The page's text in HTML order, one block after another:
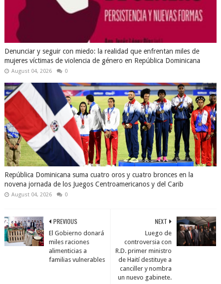
Denunciar y seguir con miedo: la realidad que enfrentan miles de
mujeres víctimas de violencia de género en República Dominicana
August 04, 2026 0
República Dominicana suma cuatro oros y cuatro bronces en la
novena jornada de los Juegos Centroamericanos y del Carib
August 04, 2026 0
NEXT
Luego de
controversia con
R.D. primer ministro
de Haití destituye a
canciller y nombra
un nuevo gabinete.
PREVIOUS
El Gobierno donará
miles raciones
alimenticias a
familias vulnerables